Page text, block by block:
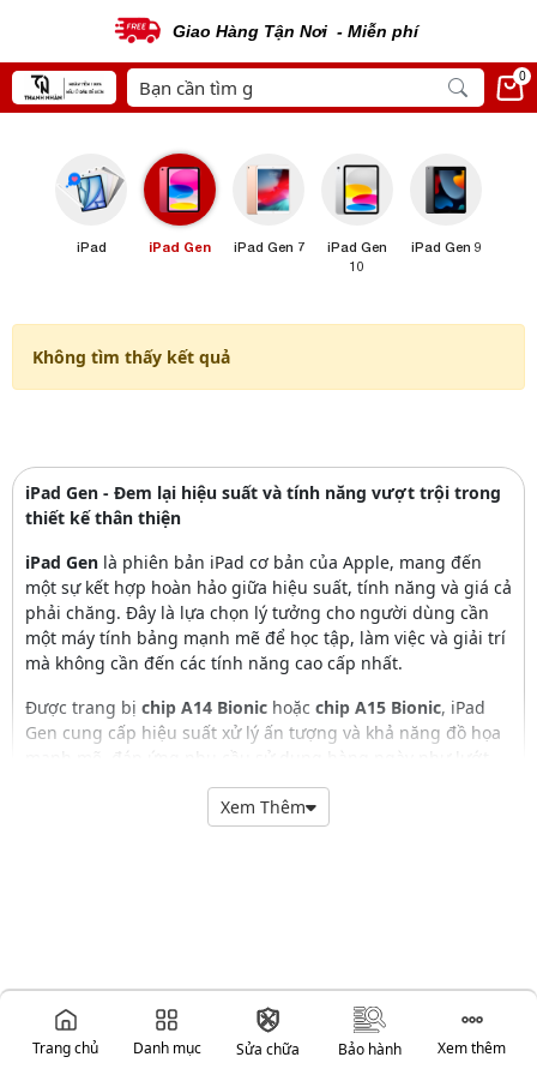
Giao Hàng Tận Nơi - Miễn phí
0
Trang chủ Danh mục Sửa chữa Bảo hành Xem thêm
iPad iPad Gen iPad Gen 7
iPad Gen
10
iPad Gen 9
Không tìm thấy kết quả
iPad Gen - Đem lại hiệu suất và tính năng vượt trội trong
thiết kế thân thiện
iPad Gen là phiên bản iPad cơ bản của Apple, mang đến
một sự kết hợp hoàn hảo giữa hiệu suất, tính năng và giá cả
phải chăng. Đây là lựa chọn lý tưởng cho người dùng cần
một máy tính bảng mạnh mẽ để học tập, làm việc và giải trí
mà không cần đến các tính năng cao cấp nhất.
Được trang bị chip A14 Bionic hoặc chip A15 Bionic, iPad
Gen cung cấp hiệu suất xử lý ấn tượng và khả năng đồ họa
mạnh mẽ, đáp ứng nhu cầu sử dụng hàng ngày như lướt
web, xem video, và chạy các ứng dụng phổ biến. Thiết kế
của iPad Gen đảm bảo trải nghiệm sử dụng mượt mà và
thoải mái khi sử dụng.
iPad Gen hỗ trợApple Pencil (thế hệ 1)và Smart
Xem Thêm